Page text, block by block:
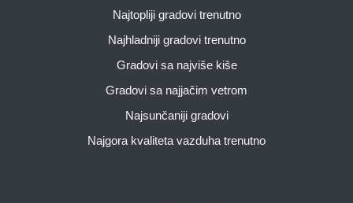
Najtopliji gradovi trenutno
Najhladniji gradovi trenutno
Gradovi sa najviše kiše
Gradovi sa najjačim vetrom
Najsunčaniji gradovi
Najgora kvaliteta vazduha trenutno